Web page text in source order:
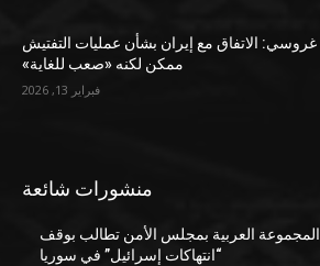
غروسي: الاتفاق مع إيران بشأن عمليات التفتيش
ممكن لكنه «صعب للغاية»
فبراير 13, 2026
منشورات شائعة
المجموعة العربية بمجلس الأمن تطالب بوقف
“انتهاكات إسرائيل” في سوريا